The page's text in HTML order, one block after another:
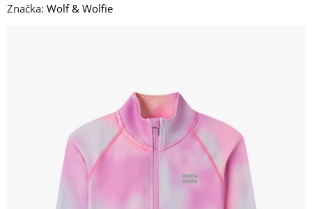
Značka: Wolf & Wolfie